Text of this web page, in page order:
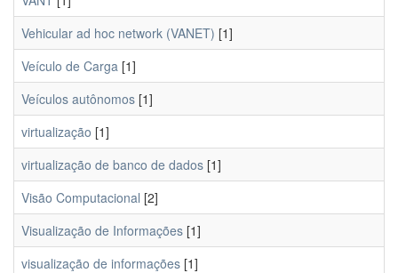
Vehicular ad hoc network (VANET) [1]
Veículo de Carga [1]
Veículos autônomos [1]
virtualização [1]
virtualização de banco de dados [1]
Visão Computacional [2]
Visualização de Informações [1]
visualização de informações [1]